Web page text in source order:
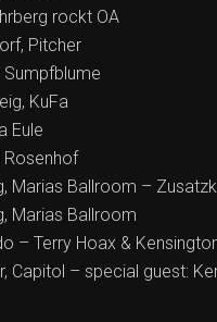
rockt OA
Pitcher
KuFa
Eule
Rosenhof
Marias Ballroom –
Marias Ballroom
– Terry Hoax &
Capitol – special guest: